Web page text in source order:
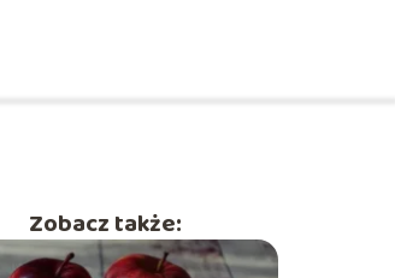
Zobacz także: